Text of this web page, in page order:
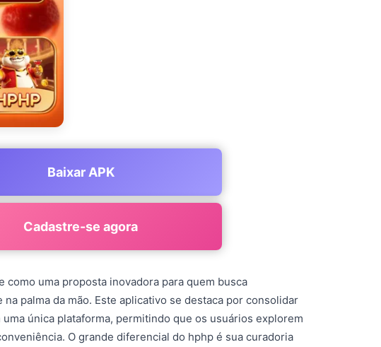
Baixar APK
Cadastre-se agora
como uma proposta inovadora para quem busca
palma da mão. Este aplicativo se destaca por consolidar
única plataforma, permitindo que os usuários explorem
O grande diferencial do hphp é sua curadoria